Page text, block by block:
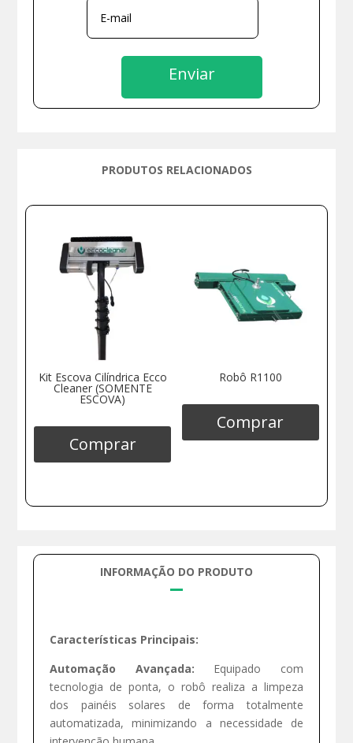
Enviar
PRODUTOS RELACIONADOS
Kit Escova Cilíndrica Ecco
Cleaner (SOMENTE
ESCOVA)
Comprar
Robô R1100
Comprar
INFORMAÇÃO DO PRODUTO
Características Principais:
Automação Avançada: Equipado com
tecnologia de ponta, o robô realiza a limpeza
dos painéis solares de forma totalmente
automatizada, minimizando a necessidade de